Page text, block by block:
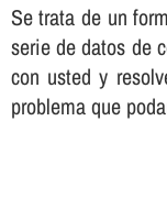
Se trata de un
serie de datos de
con usted y
problema que